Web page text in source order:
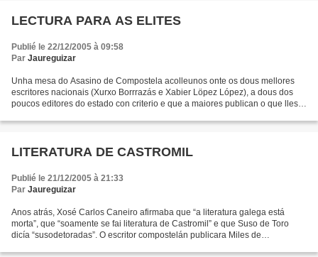
LECTURA PARA AS ELITES
Publié le 22/12/2005 à 09:58
Par Jaureguizar
Unha mesa do Asasino de Compostela acolleunos onte os dous mellores
escritores nacionais (Xurxo Borrrazás e Xabier Löpez López), a dous dos
poucos editores do estado con criterio e que a maiores publican o que lles
LITERATURA DE CASTROMIL
Publié le 21/12/2005 à 21:33
Par Jaureguizar
Anos atrás, Xosé Carlos Caneiro afirmaba que “a literatura galega está
morta”, que “soamente se fai literatura de Castromil” e que Suso de Toro
dicía “susodetoradas”. O escritor compostelán publicara Miles de